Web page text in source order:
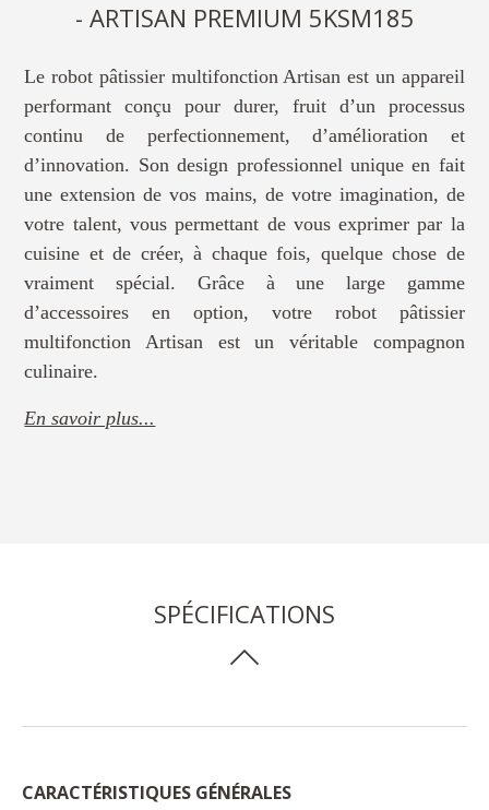
- ARTISAN PREMIUM 5KSM185
Le robot pâtissier multifonction Artisan est un appareil
performant conçu pour durer, fruit d’un processus
continu de perfectionnement, d’amélioration et
d’innovation. Son design professionnel unique en fait
une extension de vos mains, de votre imagination, de
votre talent, vous permettant de vous exprimer par la
cuisine et de créer, à chaque fois, quelque chose de
vraiment spécial. Grâce à une large gamme
d’accessoires en option, votre robot pâtissier
multifonction Artisan est un véritable compagnon
culinaire.
En savoir plus...
SPÉCIFICATIONS
CARACTÉRISTIQUES GÉNÉRALES